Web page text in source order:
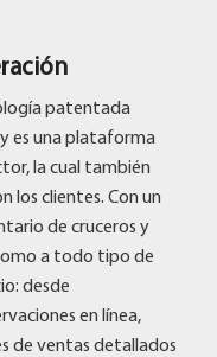
patentada
es una plataforma
la cual también
los clientes. Con un
de cruceros y
a todo tipo de
desde
en línea,
de ventas detallados